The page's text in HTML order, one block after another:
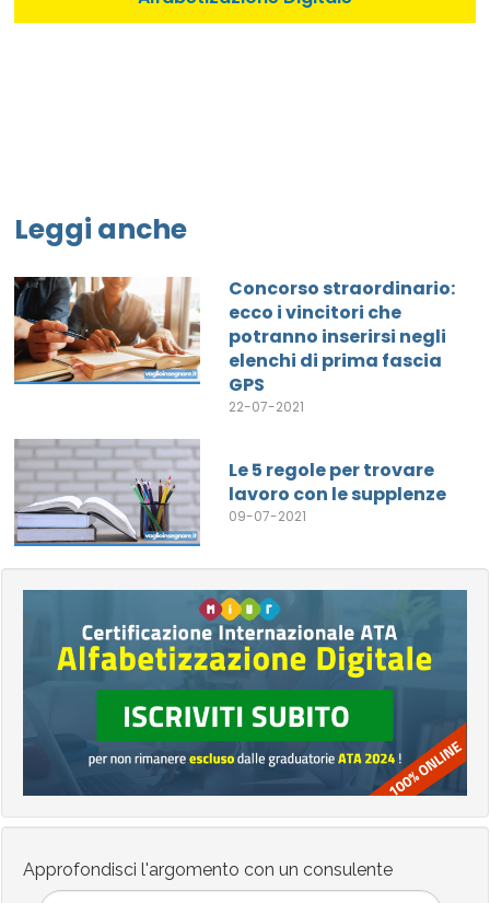
Leggi anche
Concorso straordinario:
ecco i vincitori che
potranno inserirsi negli
elenchi di prima fascia
GPS
22-07-2021
Le 5 regole per trovare
lavoro con le supplenze
09-07-2021
Approfondisci l'argomento con un consulente